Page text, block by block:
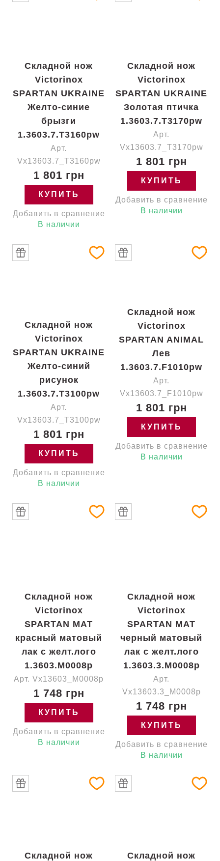
Складной нож
Victorinox
SPARTAN UKRAINE
Желто-синие
брызги
1.3603.7.T3160pw
Арт.
Vx13603.7_T3160pw
1 801 грн
КУПИТЬ
Добавить в сравнение
В наличии
Складной нож
Victorinox
SPARTAN UKRAINE
Золотая птичка
1.3603.7.T3170pw
Арт.
Vx13603.7_T3170pw
1 801 грн
КУПИТЬ
Добавить в сравнение
В наличии
Складной нож
Victorinox
SPARTAN UKRAINE
Желто-синий
рисунок
1.3603.7.T3100pw
Арт.
Vx13603.7_T3100pw
1 801 грн
КУПИТЬ
Добавить в сравнение
В наличии
Складной нож
Victorinox
SPARTAN ANIMAL
Лев
1.3603.7.F1010pw
Арт.
Vx13603.7_F1010pw
1 801 грн
КУПИТЬ
Добавить в сравнение
В наличии
Складной нож
Victorinox
SPARTAN MAT
красный матовый
лак с желт.лого
1.3603.M0008p
Арт. Vx13603_M0008p
1 748 грн
КУПИТЬ
Добавить в сравнение
В наличии
Складной нож
Victorinox
SPARTAN MAT
черный матовый
лак с желт.лого
1.3603.3.M0008p
Арт.
Vx13603.3_M0008p
1 748 грн
КУПИТЬ
Добавить в сравнение
В наличии
Складной нож
Складной нож